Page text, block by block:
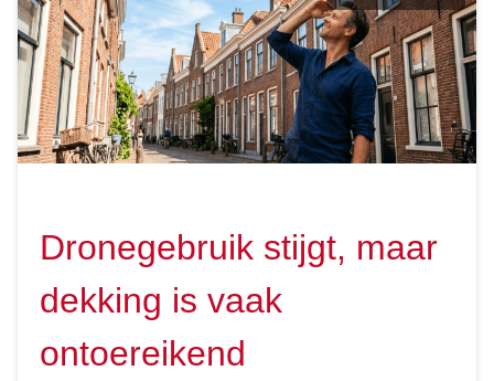
Dronegebruik stijgt, maar
dekking is vaak
ontoereikend